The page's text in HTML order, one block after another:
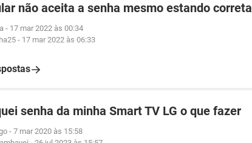
não aceita a senha mesmo estando correta
- 17 mar 2022 às 00:34
- 17 mar 2022 às 06:33
senha da minha Smart TV LG o que fazer
- 7 mar 2020 às 15:58